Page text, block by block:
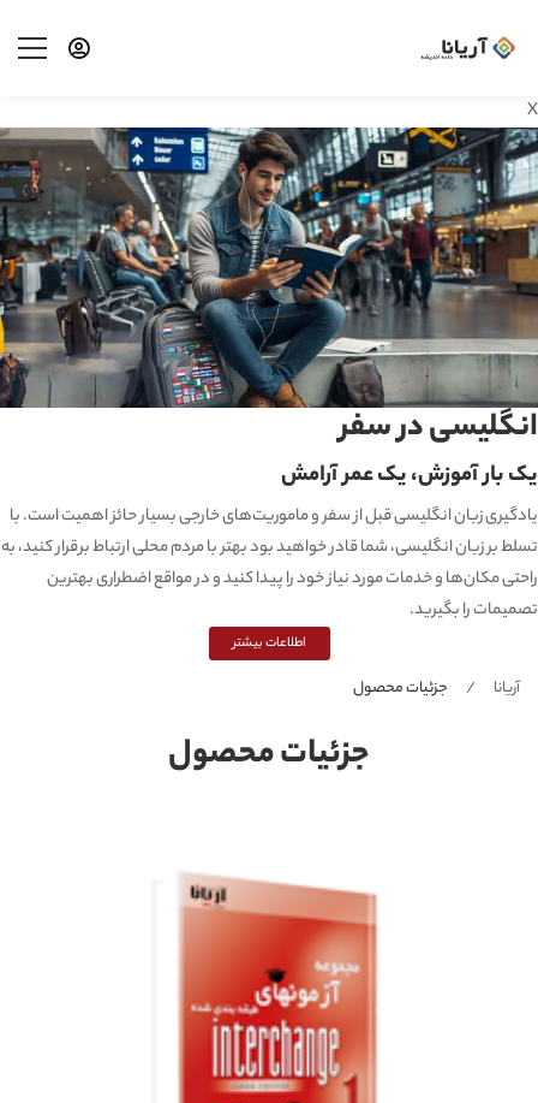
X
انگلیسی در سفر
یک بار آموزش، یک عمر آرامش
یادگیری زبان انگلیسی قبل از سفر و ماموریت‌های خارجی بسیار حائز اهمیت است. با
تسلط بر زبان انگلیسی، شما قادر خواهید بود بهتر با مردم محلی ارتباط برقرار کنید، به
راحتی مکان‌ها و خدمات مورد نیاز خود را پیدا کنید و در مواقع اضطراری بهترین
تصمیمات را بگیرید.
اطلاعات بیشتر
جزئیات محصول
آریانا جزئیات محصول